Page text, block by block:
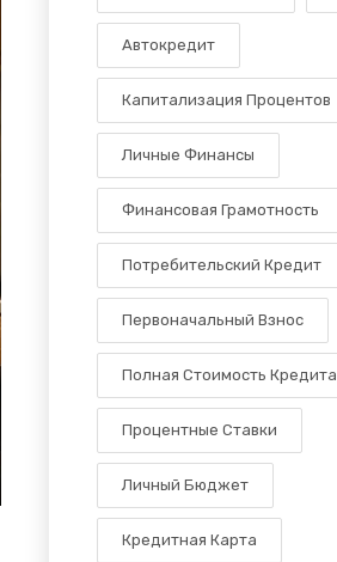
Автокредит
Капитализация Процентов
Личные Финансы
Финансовая Грамотность
Потребительский Кредит
Первоначальный Взнос
Полная Стоимость Кредита
Процентные Ставки
Личный Бюджет
Кредитная Карта